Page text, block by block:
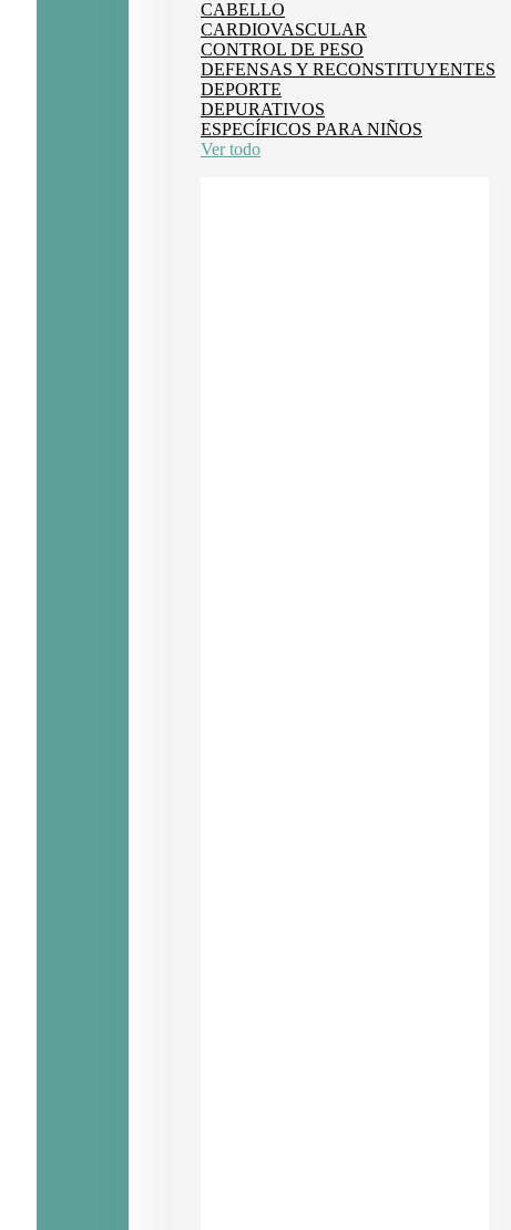
CABELLO
CARDIOVASCULAR
CONTROL DE PESO
DEFENSAS Y RECONSTITUYENTES
DEPORTE
DEPURATIVOS
ESPECÍFICOS PARA NIÑOS
Ver todo